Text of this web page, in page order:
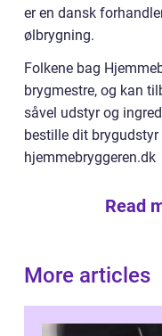
er en dansk
ølbrygning.
Folkene bag
brygmestre, og kan
såvel udstyr og
bestille dit
hjemmebryggeren.dk
Read
More articles